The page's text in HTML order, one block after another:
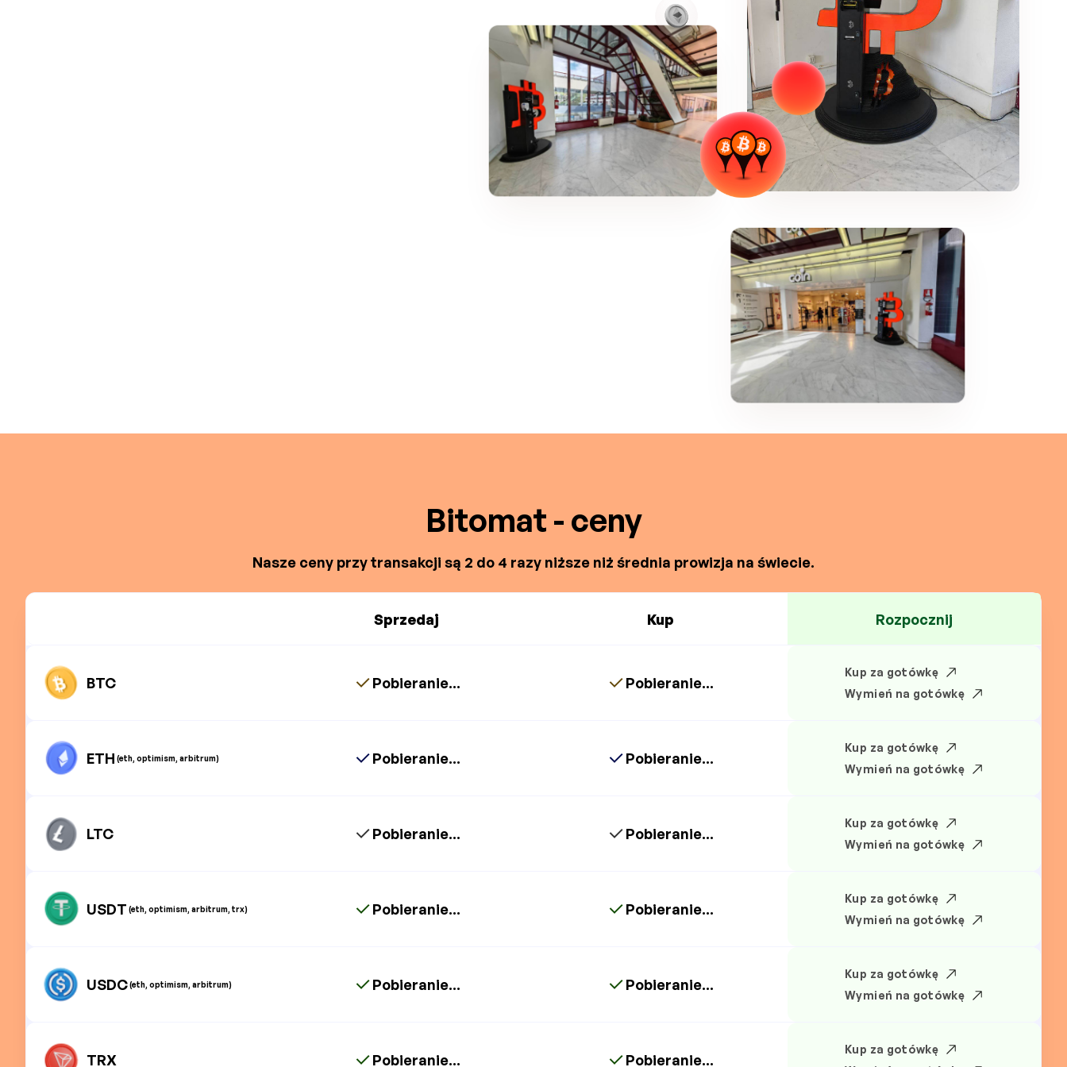
Bitomat - ceny
Nasze ceny przy transakcji są 2 do 4 razy niższe niż średnia prowizja na świecie.
Sprzedaj Kup Rozpocznij
BTC Pobieranie... Pobieranie...
Kup za gotówkę
Wymień na gotówkę
ETH (eth, optimism, arbitrum) Pobieranie... Pobieranie...
Kup za gotówkę
Wymień na gotówkę
LTC Pobieranie... Pobieranie...
Kup za gotówkę
Wymień na gotówkę
USDT (eth, optimism, arbitrum, trx) Pobieranie... Pobieranie...
Kup za gotówkę
Wymień na gotówkę
USDC(eth, optimism, arbitrum) Pobieranie... Pobieranie...
Kup za gotówkę
Wymień na gotówkę
TRX Pobieranie... Pobieranie...
Kup za gotówkę